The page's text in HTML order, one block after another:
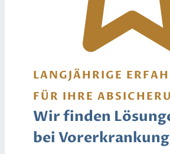
LANGJÄHRIGE
FÜR IHRE
Wir finden
bei